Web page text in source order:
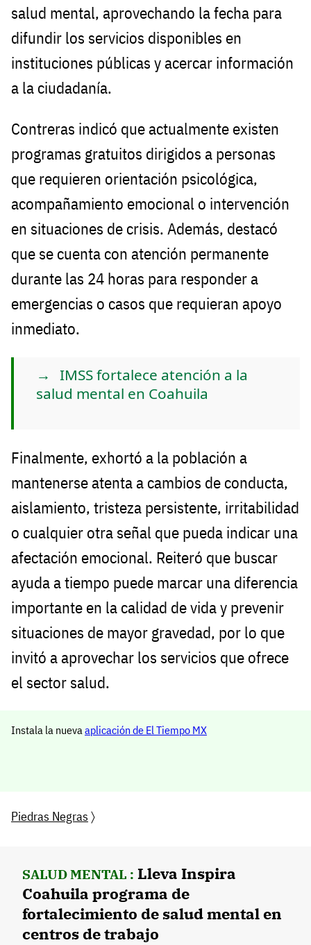
salud mental, aprovechando la fecha para
difundir los servicios disponibles en
instituciones públicas y acercar información
a la ciudadanía.
Contreras indicó que actualmente existen
programas gratuitos dirigidos a personas
que requieren orientación psicológica,
acompañamiento emocional o intervención
en situaciones de crisis. Además, destacó
que se cuenta con atención permanente
durante las 24 horas para responder a
emergencias o casos que requieran apoyo
inmediato.
IMSS fortalece atención a la
salud mental en Coahuila
Finalmente, exhortó a la población a
mantenerse atenta a cambios de conducta,
aislamiento, tristeza persistente, irritabilidad
o cualquier otra señal que pueda indicar una
afectación emocional. Reiteró que buscar
ayuda a tiempo puede marcar una diferencia
importante en la calidad de vida y prevenir
situaciones de mayor gravedad, por lo que
invitó a aprovechar los servicios que ofrece
el sector salud.
Instala la nuevaaplicación de El Tiempo MX
Piedras Negras 〉
SALUD MENTAL : Lleva Inspira
Coahuila programa de
fortalecimiento de salud mental en
centros de trabajo